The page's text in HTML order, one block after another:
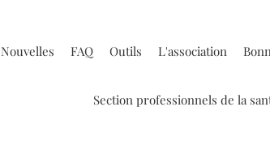
Nouvelles FAQ Outils L'association
Section professionnels de la